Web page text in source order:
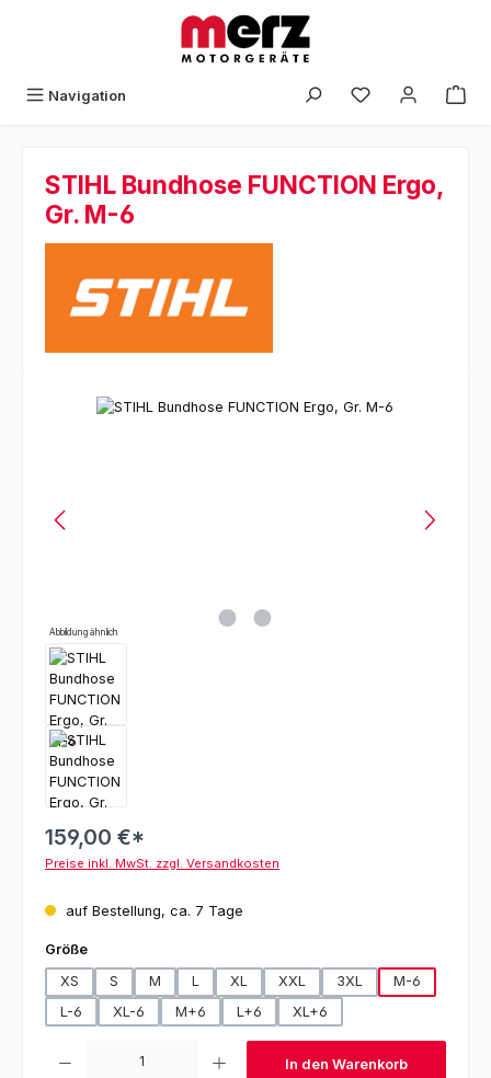
Navigation
STIHL Bundhose FUNCTION Ergo,
Gr. M-6
Bildergalerie überspringen
Abbildung ähnlich
159,00 €*
Preise inkl. MwSt. zzgl. Versandkosten
auf Bestellung, ca. 7 Tage
Größeauswählen
XS
S M L XL XXL 3XL
M-6
L-6
XL-6 M+6 L+6 XL+6
Produkt Anzahl: Gib den gewünschten Wert ein oder benutze die
In den Warenkorb